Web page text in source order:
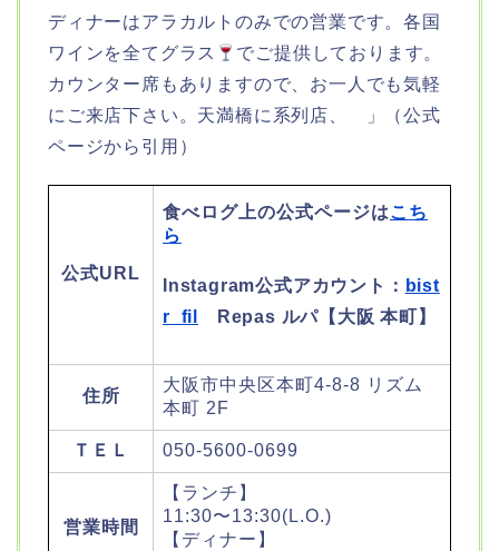
ディナーはアラカルトのみでの営業です。各国
ワインを全てグラス
でご提供しております。
カウンター席もありますので、お一人でも気軽
にご来店下さい。天満橋に系列店、 」（公式
ページから引用）
公式URL
食べログ上の公式ページは こち
ら
Instagram公式アカウント： bist
r_fil
Repas ルパ【大阪 本町】
住所
大阪市中央区本町4-8-8 リズム
本町 2F
ＴＥＬ 050-5600-0699
営業時間
【ランチ】
11:30〜13:30(L.O.)
【ディナー】